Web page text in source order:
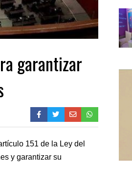
garantizar
151 de la Ley del
y garantizar su